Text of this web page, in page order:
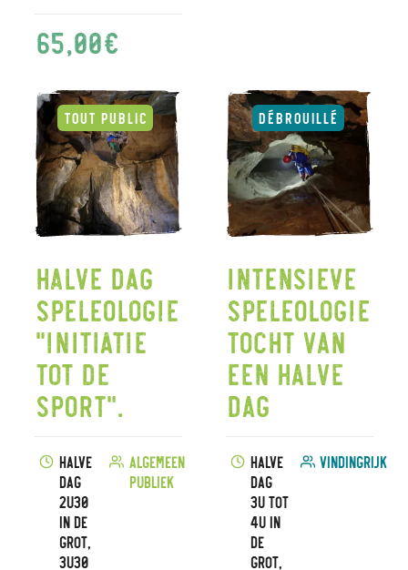
65,00€
Halve dag
speleologie
"initiatie
tot de
sport".
Halve
dag
2u30
in de
grot,
3u30
Algemeen
publiek
Intensieve
speleologie
tocht van
een halve
dag
Halve
dag
3u tot
4u in
de
grot,
vindingrijk